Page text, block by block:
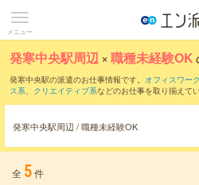
メニュー
発寒中央駅周辺 ×職種未経験OK
発寒中央駅の派遣のお仕事情報です。 オフィスワー
ス系、 クリエイティブ系などのお仕事を取り揃えて
発寒中央駅周辺 / 職種未経験OK
全 5件